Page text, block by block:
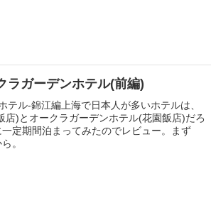
ラガーデンホテル(前編)
テル-錦江編上海で日本人が多いホテルは、
店)とオークラガーデンホテル(花園飯店)だろ
定期間泊まってみたのでレビュー。まず
。